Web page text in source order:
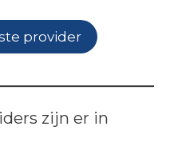
provider
zijn er in